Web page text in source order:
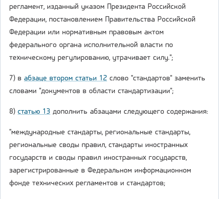
регламент, изданный указом Президента Российской
Федерации, постановлением Правительства Российской
Федерации или нормативным правовым актом
федерального органа исполнительной власти по
техническому регулированию, утрачивает силу.";
7) в абзаце втором статьи 12 слово "стандартов" заменить
словами "документов в области стандартизации";
8) статью 13 дополнить абзацами следующего содержания:
"международные стандарты, региональные стандарты,
региональные своды правил, стандарты иностранных
государств и своды правил иностранных государств,
зарегистрированные в Федеральном информационном
фонде технических регламентов и стандартов;